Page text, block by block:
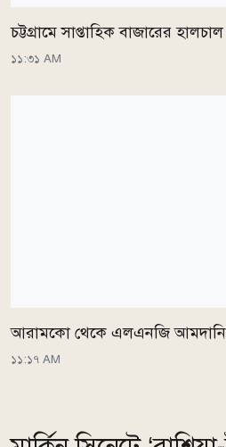
চট্টগ্রামে সাপ্তাহিক বাজারের হালচাল
১১:৩১ AM
আরামকো থেকে এলএনজি
১১:১৭ AM